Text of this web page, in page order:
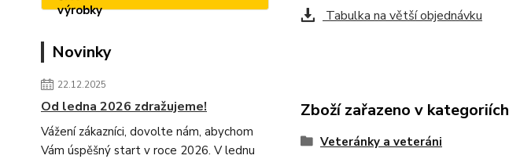
Novinky
22.12.2025
Od ledna 2026 zdražujeme!
Vážení zákazníci, dovolte nám, abychom
Vám úspěšný start v roce 2026. V lednu
Tabulka na větší objednávku
Zboží zařazeno v kategoriích
Veteránky a veteráni